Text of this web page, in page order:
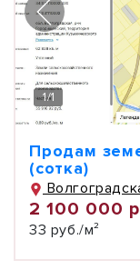
1/1
Продам
(сотка)
2 100 000
33 руб./м²